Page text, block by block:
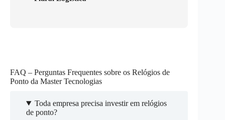
FAQ – Perguntas Frequentes sobre os Relógios de
Ponto da Master Tecnologias
Toda empresa precisa investir em relógios
de ponto?